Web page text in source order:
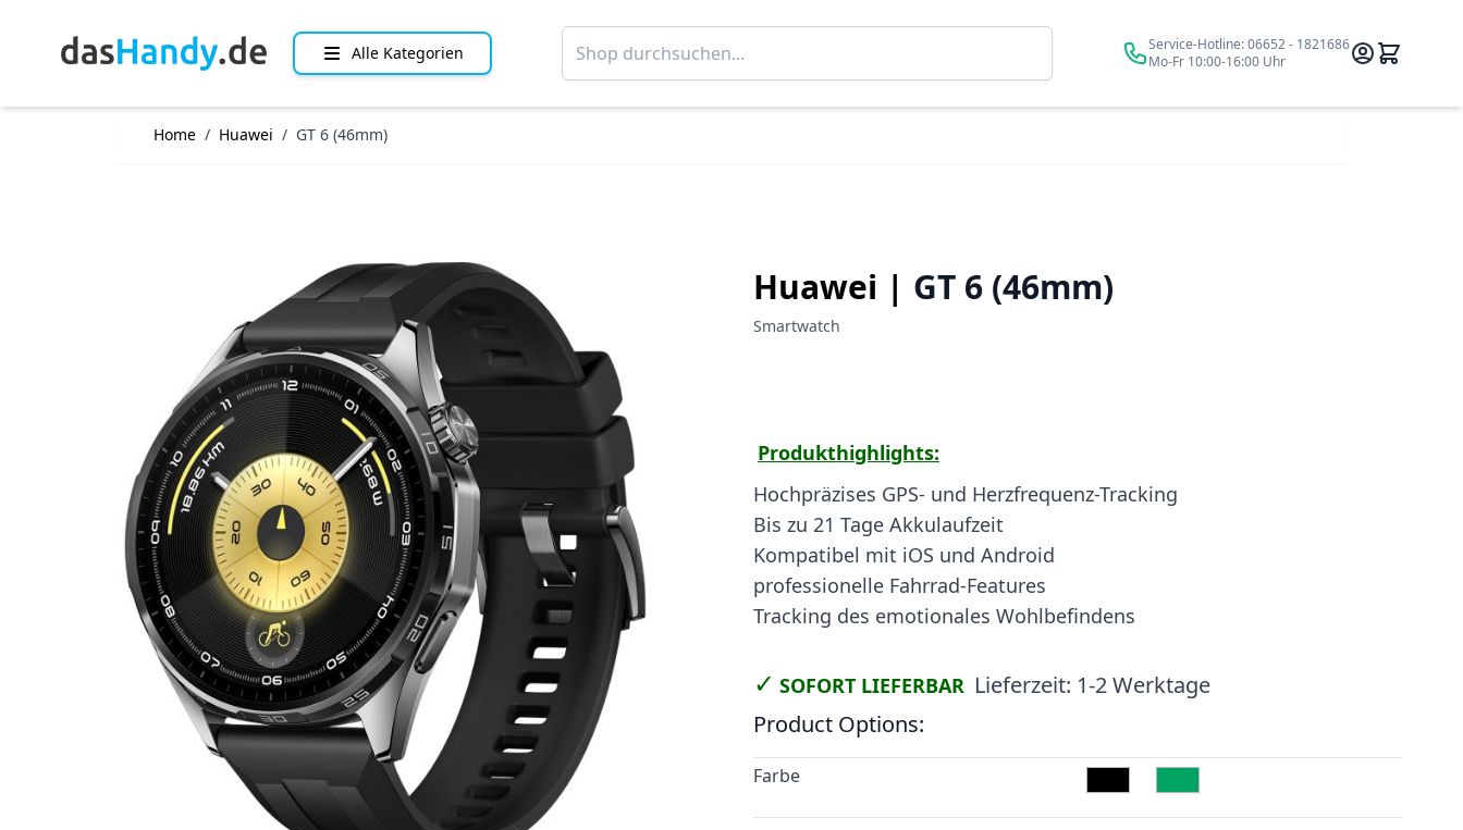
Alle Kategorien
Suche Service-Hotline:06652 - 1821686
Mo-Fr 10:00-16:00 Uhr
Home / Huawei / GT 6 (46mm)
Huawei | GT 6 (46mm)
Smartwatch
Produkthighlights:
Hochpräzises GPS- und Herzfrequenz-Tracking
Bis zu 21 Tage Akkulaufzeit
Kompatibel mit iOS und Android
professionelle Fahrrad-Features
Tracking des emotionales Wohlbefindens
✓ SOFORT LIEFERBAR Lieferzeit: 1-2 Werktage
Product Options:
Farbe